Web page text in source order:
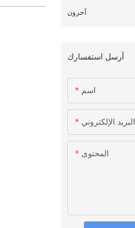
آحرون
أرسل استفسارك
اسم
البريد الإلكتروني
المحتوى